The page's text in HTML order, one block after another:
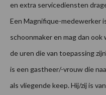
en extra servicediensten
Een Magnifique-medewerker
schoonmaker en mag dan
de uren die van toepassing
is een gastheer/-vrouw die
als vliegende keep. Hij/zij is